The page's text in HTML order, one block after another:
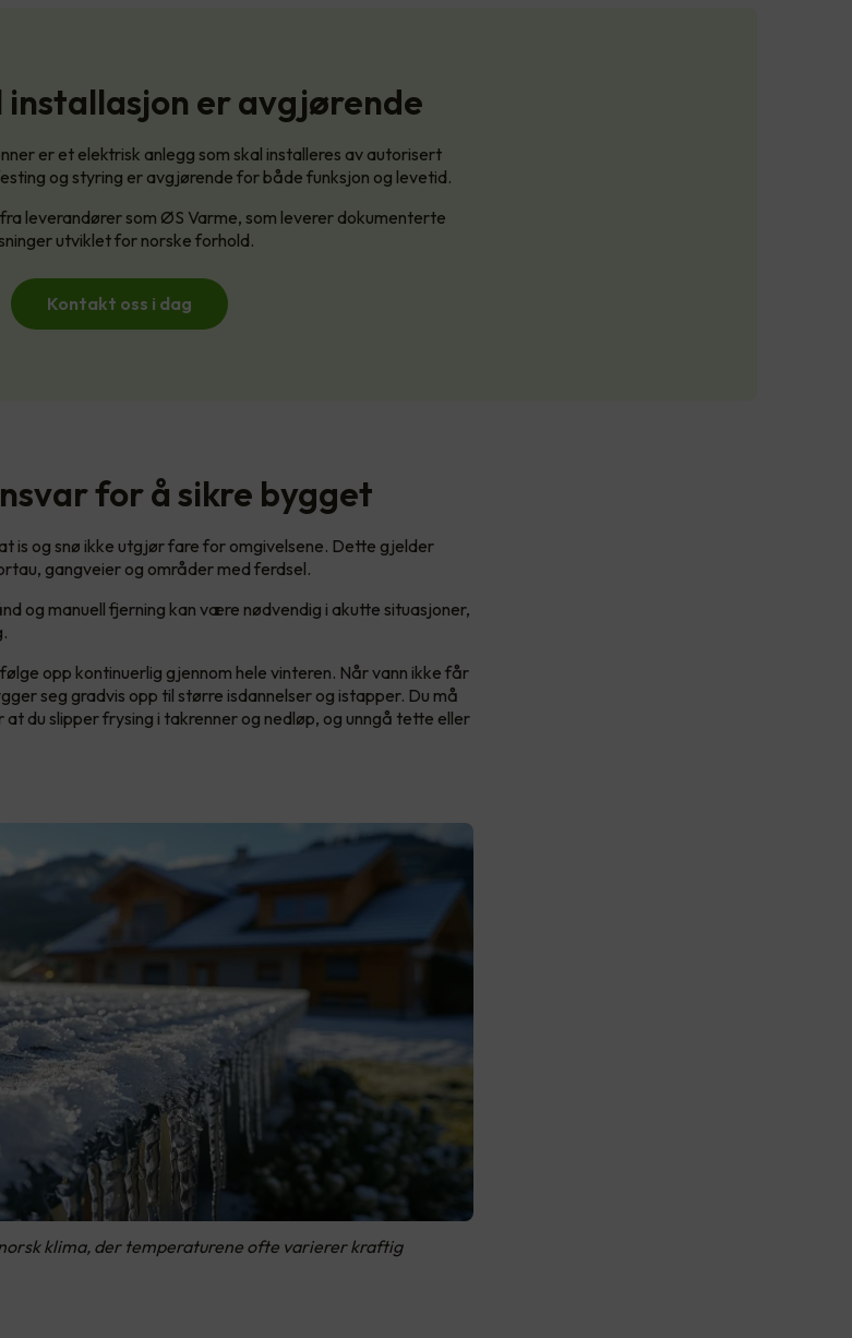
installasjon er avgjørende
er et elektrisk anlegg som skal installeres av autorisert
og styring er avgjørende for både funksjon og levetid.
leverandører som ØS Varme, som leverer dokumenterte
utviklet for norske forhold.
Kontakt oss i dag
for å sikre bygget
is og snø ikke utgjør fare for omgivelsene. Dette gjelder
gangveier og områder med ferdsel.
og manuell fjerning kan være nødvendig i akutte situasjoner,
opp kontinuerlig gjennom hele vinteren. Når vann ikke får
seg gradvis opp til større isdannelser og istapper. Du må
at du slipper frysing i takrenner og nedløp, og unngå tette eller
klima, der temperaturene ofte varierer kraftig